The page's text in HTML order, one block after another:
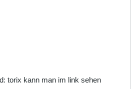
torix kann man im link sehen